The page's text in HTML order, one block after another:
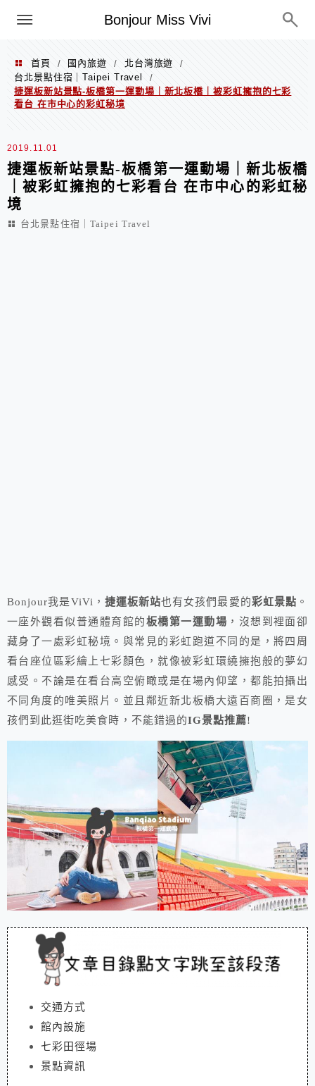
Bonjour Miss Vivi
選單
首頁 / 國內旅遊 / 北台灣旅遊
/
台北景點住宿｜Taipei Travel
/
捷運板新站景點-板橋第一運動場｜新北板橋｜被彩虹擁抱的七彩
看台 在市中心的彩虹秘境
2019.11.01
捷運板新站景點-板橋第一運動場｜新北板橋
｜被彩虹擁抱的七彩看台 在市中心的彩虹秘
境
台北景點住宿｜Taipei Travel
Bonjour我是ViVi， 捷運板新站也有女孩們最愛的彩虹景點 。
一座外觀看似普通體育館的板橋第一運動場 ，沒想到裡面卻
藏身了一處彩虹秘境。與常見的彩虹跑道不同的是，將四周
看台座位區彩繪上七彩顏色，就像被彩虹環繞擁抱般的夢幻
感受。不論是在看台高空俯瞰或是在場內仰望，都能拍攝出
不同角度的唯美照片。並且鄰近新北板橋大遠百商圈，是女
孩們到此逛街吃美食時，不能錯過的IG景點推薦!
交通方式
館內設施
七彩田徑場
景點資訊